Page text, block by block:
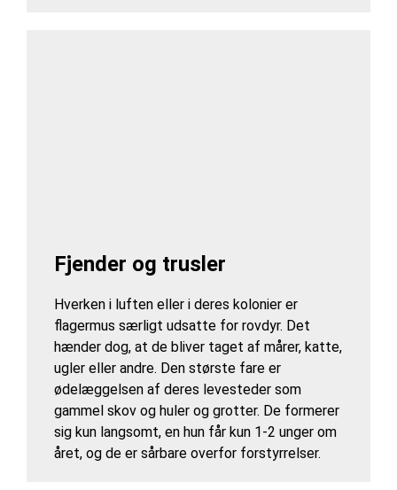
Fjender og trusler
Hverken i luften eller i deres kolonier er
flagermus særligt udsatte for rovdyr. Det
hænder dog, at de bliver taget af mårer, katte,
ugler eller andre. Den største fare er
ødelæggelsen af deres levesteder som
gammel skov og huler og grotter. De formerer
sig kun langsomt, en hun får kun 1-2 unger om
året, og de er sårbare overfor forstyrrelser.